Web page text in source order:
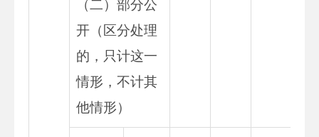
（二）部分公
开（区分处理
的，只计这一
情形，不计其
他情形）